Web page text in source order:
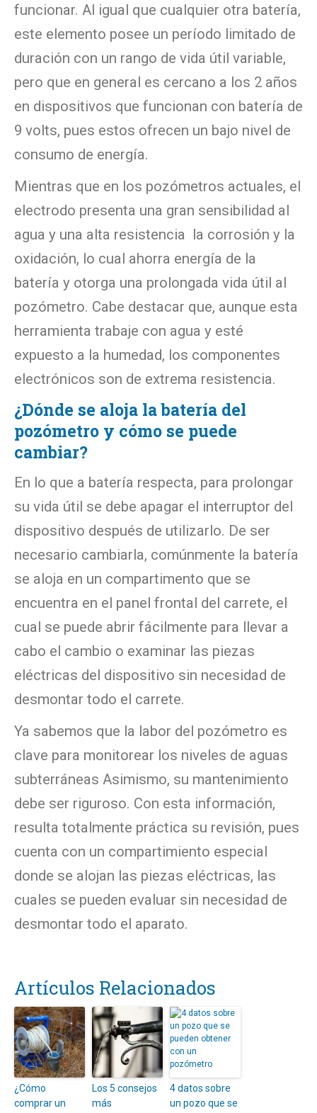
funcionar. Al igual que cualquier otra batería,
este elemento posee un período limitado de
duración con un rango de vida útil variable,
pero que en general es cercano a los 2 años
en dispositivos que funcionan con batería de
9 volts, pues estos ofrecen un bajo nivel de
consumo de energía.
Mientras que en los pozómetros actuales, el
electrodo presenta una gran sensibilidad al
agua y una alta resistencia la corrosión y la
oxidación, lo cual ahorra energía de la
batería y otorga una prolongada vida útil al
pozómetro. Cabe destacar que, aunque esta
herramienta trabaje con agua y esté
expuesto a la humedad, los componentes
electrónicos son de extrema resistencia.
¿Dónde se aloja la batería del
pozómetro y cómo se puede
cambiar?
En lo que a batería respecta, para prolongar
su vida útil se debe apagar el interruptor del
dispositivo después de utilizarlo. De ser
necesario cambiarla, comúnmente la batería
se aloja en un compartimento que se
encuentra en el panel frontal del carrete, el
cual se puede abrir fácilmente para llevar a
cabo el cambio o examinar las piezas
eléctricas del dispositivo sin necesidad de
desmontar todo el carrete.
Ya sabemos que la labor del pozómetro es
clave para monitorear los niveles de aguas
subterráneas Asimismo, su mantenimiento
debe ser riguroso. Con esta información,
resulta totalmente práctica su revisión, pues
cuenta con un compartimiento especial
donde se alojan las piezas eléctricas, las
cuales se pueden evaluar sin necesidad de
desmontar todo el aparato.
Artículos Relacionados
¿Cómo
comprar un
Los 5 consejos
más
4 datos sobre
un pozo que se